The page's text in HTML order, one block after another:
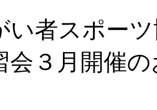
い者スポー
会３月開催